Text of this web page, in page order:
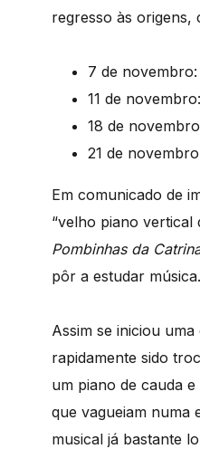
regresso às origens,
7 de
11 de
18 de
21 de
Em comunicado de
“velho piano
Pombinhas da
pôr a estudar
Assim se iniciou
rapidamente sido
um piano de cauda
que vagueiam numa
musical já bastante